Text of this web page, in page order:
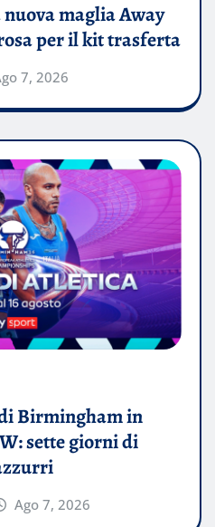
maglia Away
per il kit trasferta
7, 2026
Birmingham in
sette giorni di
Ago 7, 2026